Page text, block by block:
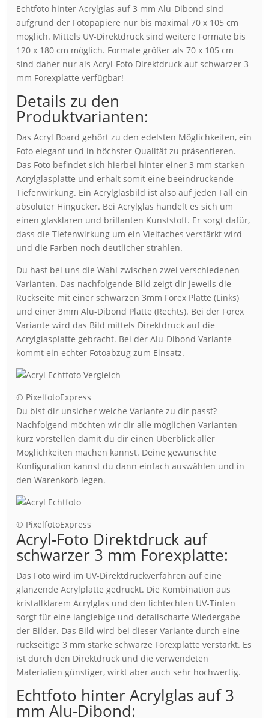
Echtfoto hinter Acrylglas auf 3 mm Alu-Dibond sind
aufgrund der Fotopapiere nur bis maximal 70 x 105 cm
möglich. Mittels UV-Direktdruck sind weitere Formate bis
120 x 180 cm möglich. Formate größer als 70 x 105 cm
sind daher nur als Acryl-Foto Direktdruck auf schwarzer 3
mm Forexplatte verfügbar!
Details zu den
Produktvarianten:
Das Acryl Board gehört zu den edelsten Möglichkeiten, ein
Foto elegant und in höchster Qualität zu präsentieren.
Das Foto befindet sich hierbei hinter einer 3 mm starken
Acrylglasplatte und erhält somit eine beeindruckende
Tiefenwirkung. Ein Acrylglasbild ist also auf jeden Fall ein
absoluter Hingucker. Bei Acrylglas handelt es sich um
einen glasklaren und brillanten Kunststoff. Er sorgt dafür,
dass die Tiefenwirkung um ein Vielfaches verstärkt wird
und die Farben noch deutlicher strahlen.
Du hast bei uns die Wahl zwischen zwei verschiedenen
Varianten. Das nachfolgende Bild zeigt dir jeweils die
Rückseite mit einer schwarzen 3mm Forex Platte (Links)
und einer 3mm Alu-Dibond Platte (Rechts). Bei der Forex
Variante wird das Bild mittels Direktdruck auf die
Acrylglasplatte gebracht. Bei der Alu-Dibond Variante
kommt ein echter Fotoabzug zum Einsatz.
© PixelfotoExpress
Du bist dir unsicher welche Variante zu dir passt?
Nachfolgend möchten wir dir alle möglichen Varianten
kurz vorstellen damit du dir einen Überblick aller
Möglichkeiten machen kannst. Deine gewünschte
Konfiguration kannst du dann einfach auswählen und in
den Warenkorb legen.
© PixelfotoExpress
Acryl-Foto Direktdruck auf
schwarzer 3 mm Forexplatte:
Das Foto wird im UV-Direktdruckverfahren auf eine
glänzende Acrylplatte gedruckt. Die Kombination aus
kristallklarem Acrylglas und den lichtechten UV-Tinten
sorgt für eine langlebige und detailscharfe Wiedergabe
der Bilder. Das Bild wird bei dieser Variante durch eine
rückseitige 3 mm starke schwarze Forexplatte verstärkt. Es
ist durch den Direktdruck und die verwendeten
Materialien günstiger, wirkt aber auch sehr hochwertig.
Echtfoto hinter Acrylglas auf 3
mm Alu-Dibond: